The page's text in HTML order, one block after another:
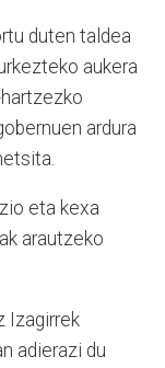
duten taldea
aukera
ardura
eta kexa
arautzeko
Izagirrek
adierazi du